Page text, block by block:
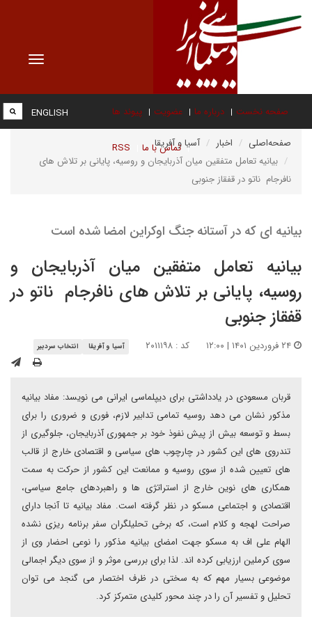
Toggle
صفحه نخست درباره ما عضویت پیوند ها
تماس با ما RSS
ENGLISH
صفحه‌اصلی اخبار
آسیا و آفریقا
بیانیه تعامل متفقین میان آذربایجان و روسیه، پایانی بر تلاش های
نافرجام ناتو در قفقاز جنوبی
بیانیه ای که در آستانه جنگ اوکراین امضا شده است
بیانیه تعامل متفقین میان آذربایجان و
روسیه، پایانی بر تلاش های نافرجام ناتو در
قفقاز جنوبی
کد : ۲۰۱۱۱۹۸ آسیا و آفریقا انتخاب سردبیر
قربان مسعودی در یادداشتی برای دیپلماسی ایرانی می نویسد: مفاد بیانیه
مذکور نشان می دهد روسیه تمامی تدابیر لازم، فوری و ضروری را برای
بسط و توسعه بیش از پیش نفوذ خود بر جمهوری آذربایجان، جلوگیری از
تندروی های این کشور در چارچوب های سیاسی و اقتصادی خارج از قالب
های تعیین شده از سوی روسیه و ممانعت این کشور از حرکت به سمت
همکاری های نوین خارج از استراتژی ها و راهبردهای جامع سیاسی،
اقتصادی و اجتماعی مسکو در نظر گرفته است. مفاد بیانیه تا آنجا دارای
صراحت لهجه و کلام است، که برخی تحلیلگران سفر برنامه ریزی نشده
الهام علی اف به مسکو جهت امضای بیانیه مذکور را نوعی احضار وی از
سوی کرملین ارزیابی کرده اند. لذا برای بررسی موثر و از سوی دیگر اجمالی
موضوعی بسیار مهم که به سختی در ظرف اختصار می گنجد می توان
تحلیل و تفسیر آن را در چند محور کلیدی متمرکز کرد.